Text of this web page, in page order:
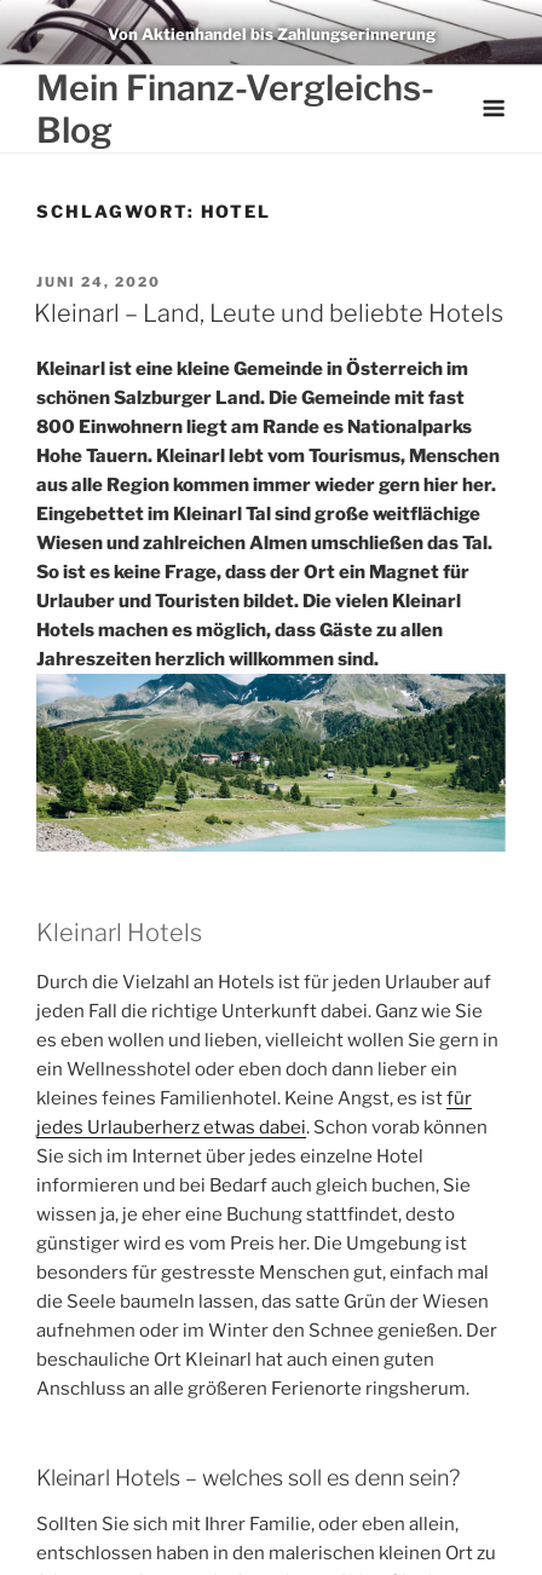
Weiter
zum
Inhalt
Von Aktienhandel bis Zahlungserinnerung
Mein Finanz-Vergleichs-
Blog
SCHLAGWORT: HOTEL
VERÖFFENTLICHT
AM
JUNI 24, 2020
Kleinarl – Land, Leute und beliebte Hotels
Kleinarl ist eine kleine Gemeinde in Österreich im
schönen Salzburger Land. Die Gemeinde mit fast
800 Einwohnern liegt am Rande es Nationalparks
Hohe Tauern. Kleinarl lebt vom Tourismus, Menschen
aus alle Region kommen immer wieder gern hier her.
Eingebettet im Kleinarl Tal sind große weitflächige
Wiesen und zahlreichen Almen umschließen das Tal.
So ist es keine Frage, dass der Ort ein Magnet für
Urlauber und Touristen bildet. Die vielen Kleinarl
Hotels machen es möglich, dass Gäste zu allen
Jahreszeiten herzlich willkommen sind.
Kleinarl Hotels
Durch die Vielzahl an Hotels ist für jeden Urlauber auf
jeden Fall die richtige Unterkunft dabei. Ganz wie Sie
es eben wollen und lieben, vielleicht wollen Sie gern in
ein Wellnesshotel oder eben doch dann lieber ein
kleines feines Familienhotel. Keine Angst, es istfür
jedes Urlauberherz etwas dabei. Schon vorab können
Sie sich im Internet über jedes einzelne Hotel
informieren und bei Bedarf auch gleich buchen, Sie
wissen ja, je eher eine Buchung stattfindet, desto
günstiger wird es vom Preis her. Die Umgebung ist
besonders für gestresste Menschen gut, einfach mal
die Seele baumeln lassen, das satte Grün der Wiesen
aufnehmen oder im Winter den Schnee genießen. Der
beschauliche Ort Kleinarl hat auch einen guten
Anschluss an alle größeren Ferienorte ringsherum.
Kleinarl Hotels – welches soll es denn sein?
Sollten Sie sich mit Ihrer Familie, oder eben allein,
entschlossen haben in den malerischen kleinen Ort zu